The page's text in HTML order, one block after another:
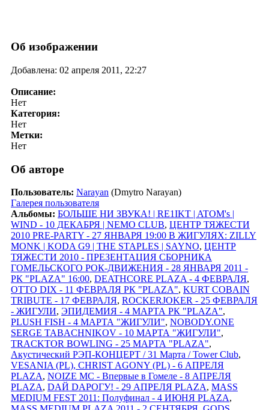
Об изображении
Добавлена: 02 апреля 2011, 22:27
Описание:
Нет
Категория:
Нет
Метки:
Нет
Об авторе
Пользователь: Narayan (Dmytro Narayan)
Галерея пользователя
Альбомы: БОЛЬШЕ НИ ЗВУКА! | RE1IKT | ATOM's |
WIND - 10 ДЕКАБРЯ | NEMO CLUB, ЦЕНТР ТЯЖЕСТИ
2010 PRE-PARTY - 27 ЯНВАРЯ 19:00 В ЖИГУЛЯХ: ZILLY
MONK | KODA G9 | THE STAPLES | SAYNO, ЦЕНТР
ТЯЖЕСТИ 2010 - ПРЕЗЕНТАЦИЯ СБОРНИКА
ГОМЕЛЬСКОГО РОК-ДВИЖЕНИЯ - 28 ЯНВАРЯ 2011 -
РК "PLAZA" 16:00, DEATHCORE PLAZA - 4 ФЕВРАЛЯ,
OTTO DIX - 11 ФЕВРАЛЯ РК "PLAZA", KURT COBAIN
TRIBUTE - 17 ФЕВРАЛЯ, ROCKERJOKER - 25 ФЕВРАЛЯ
- ЖИГУЛИ, ЭПИДЕМИЯ - 4 МАРТА РК "PLAZA",
PLUSH FISH - 4 МАРТА "ЖИГУЛИ", NOBODY.ONE
SERGE TABACHNIKOV - 10 МАРТА "ЖИГУЛИ",
TRACKTOR BOWLING - 25 МАРТА "PLAZA",
Акустический РЭП-КОНЦЕРТ / 31 Марта / Tower Club,
VESANIA (PL), CHRIST AGONY (PL) - 6 АПРЕЛЯ
PLAZA, NOIZE MC - Впервые в Гомеле - 8 АПРЕЛЯ
PLAZA, DАЙ DАРОГУ! - 29 АПРЕЛЯ PLAZA, MASS
MEDIUM FEST 2011: Полуфинал - 4 ИЮНЯ PLAZA,